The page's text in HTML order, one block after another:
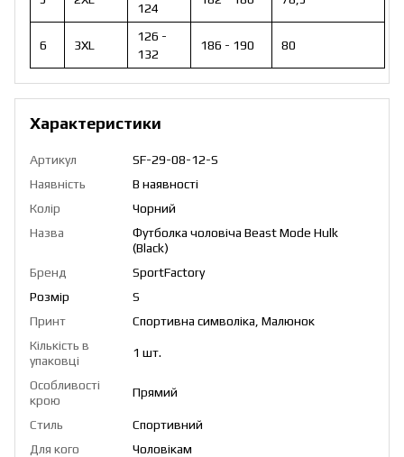
124
6 3XL
126 -
132
186 - 190 80
Характеристики
Артикул
SF-29-08-12-S
Наявність
В наявності
Колір
Чорний
Назва
Футболка чоловіча Beast Mode Hulk
(Black)
Бренд
SportFactory
Розмір
S
Принт
Спортивна символіка, Малюнок
Кількість в
упаковці
1 шт.
Особливості
крою
Прямий
Стиль
Спортивний
Для кого
Чоловікам